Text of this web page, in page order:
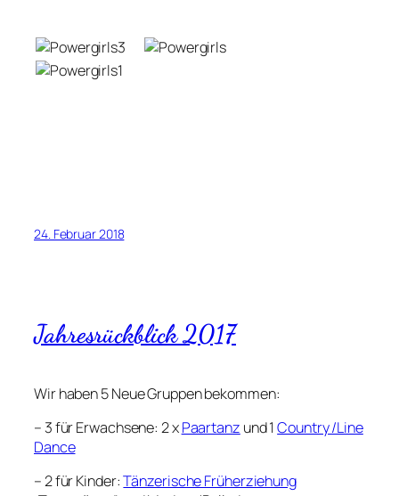
24. Februar 2018
Jahresrückblick 2017
Wir haben 5 Neue Gruppen bekommen:
– 3 für Erwachsene: 2 xPaartanz und 1Country /Line
Dance
– 2 für Kinder:Tänzerische Früherziehung